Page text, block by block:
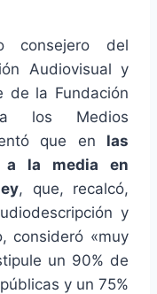
consejero del
Audiovisual y
de la Fundación
los Medios
que en las
a la media en
, que, recalcó,
y
consideró «muy
un 90% de
y un 75%